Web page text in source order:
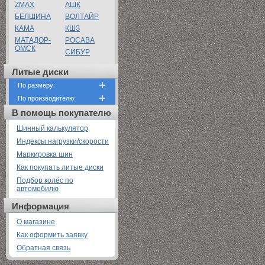
ZMAX
АШК
БЕЛШИНА
ВОЛТАЙР
КАМА
КШЗ
МАТАДОР-
ОМСК
РОСАВА
СИБУР
Литые диски
По размеру:
По производителю:
В помощь покупателю
Шинный калькулятор
Индексы нагрузки/скорости
Маркировка шин
Как покупать литые диски
Подбор колёс по
автомобилю
Информация
О магазине
Как оформить заявку
Обратная связь